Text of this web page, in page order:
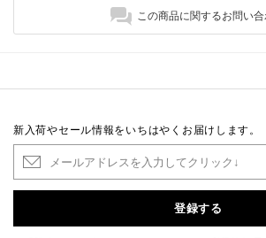
この商品に関するお問い
新入荷やセール情報をいちはやくお届けします。
登録する